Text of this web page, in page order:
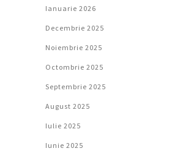
Ianuarie 2026
Decembrie 2025
Noiembrie 2025
Octombrie 2025
Septembrie 2025
August 2025
Iulie 2025
Iunie 2025